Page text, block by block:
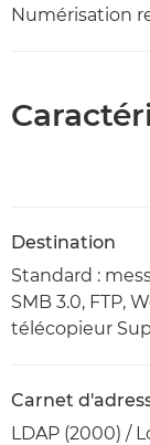
Numérisation
Destination
Standard :
SMB 3.0, FTP,
télécopieur
Carnet
LDAP (2000) /